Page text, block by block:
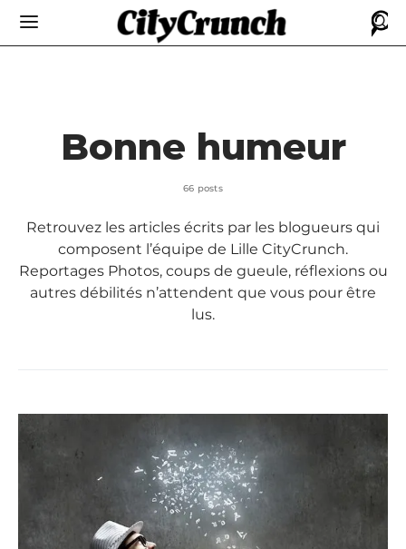
Bonne humeur
66 posts
Retrouvez les articles écrits par les blogueurs qui
composent l’équipe de Lille CityCrunch.
Reportages Photos, coups de gueule, réflexions ou
autres débilités n’attendent que vous pour être
lus.